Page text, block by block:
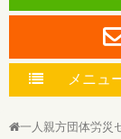
メニュ
一人親方団体労災